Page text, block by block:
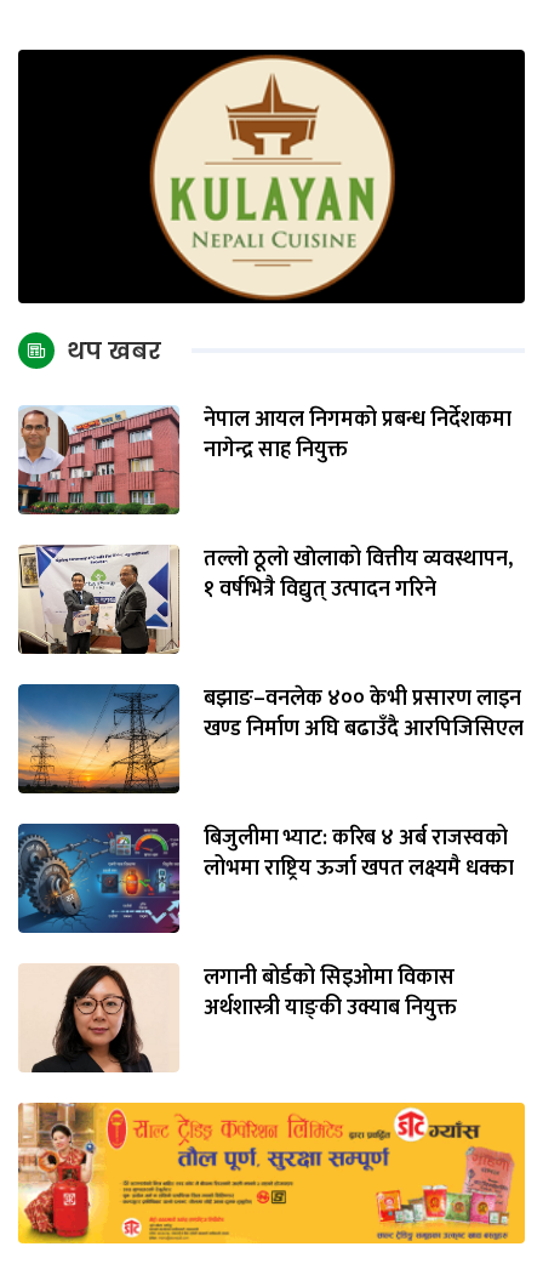
थप खबर
नेपाल आयल निगमको प्रबन्ध निर्देशकमा
नागेन्द्र साह नियुक्त
तल्लाे ठूलाे खाेलाको वित्तीय व्यवस्थापन,
१ वर्षभित्रै विद्युत् उत्पादन गरिने
बझाङ–वनलेक ४०० केभी प्रसारण लाइन
खण्ड निर्माण अघि बढाउँदै आरपिजिसिएल
बिजुलीमा भ्याट: करिब ४ अर्ब राजस्वको
लोभमा राष्ट्रिय ऊर्जा खपत लक्ष्यमै धक्का
लगानी बोर्डको सिइओमा विकास
अर्थशास्त्री याङ्‌की उक्याब नियुक्त